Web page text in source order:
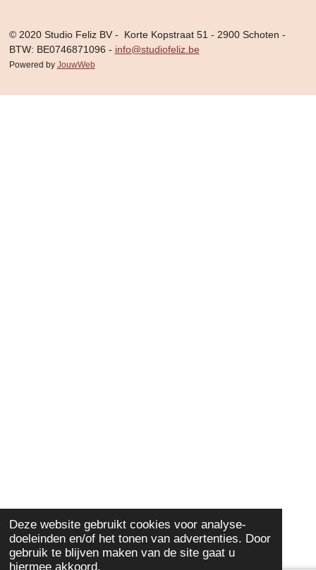
Deze website gebruikt cookies voor analyse-
doeleinden en/of het tonen van advertenties. Door
gebruik te blijven maken van de site gaat u
hiermee akkoord.
© 2020 Studio Feliz BV - Korte Kopstraat 51 - 2900 Schoten -
BTW: BE0746871096 - info@studiofeliz.be
Powered by JouwWeb